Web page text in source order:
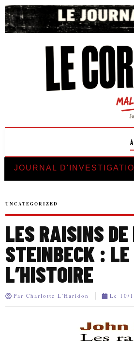
JOURNAL
UNCATEGORIZED
LES RAISINS
STEINBECK : LE
L’HISTOIRE
Par Charlotte L'Haridon Le 10/